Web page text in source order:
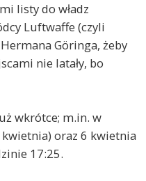
listy do władz
Luftwaffe (czyli
Göringa, żeby
nie latały, bo
wkrótce; m.in. w
oraz 6 kwietnia
17:25.